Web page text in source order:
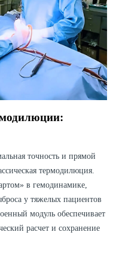
точность и прямой
термодилюция.
в гемодинамике,
у тяжелых пациентов
модуль обеспечивает
расчет и сохранение